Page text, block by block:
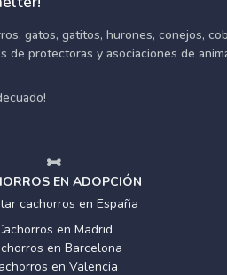
gatos, gatitos, hurones, conejos,
de protectoras y asociaciones de
EN ADOPCIÓN
cachorros en España
en Madrid
en Barcelona
en Valencia